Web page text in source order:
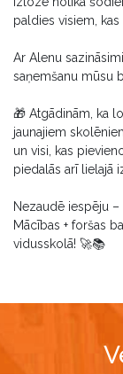
paldies visiem,
Ar Alenu
saņemšanu mūsu
🎁 Atgādinām, ka
jaunajiem
un visi, kas
piedalās arī lielajā
Nezaudē iespēju –
Mācības + foršas
vidusskolā! 🚀📚